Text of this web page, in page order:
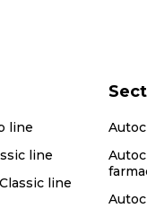
line
line
line